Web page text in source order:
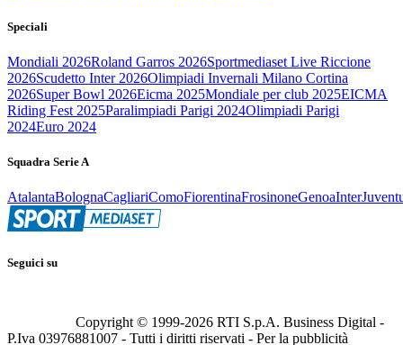
Speciali
Mondiali 2026Roland Garros 2026Sportmediaset Live Riccione
2026Scudetto Inter 2026Olimpiadi Invernali Milano Cortina
2026Super Bowl 2026Eicma 2025Mondiale per club 2025EICMA
Riding Fest 2025Paralimpiadi Parigi 2024Olimpiadi Parigi
2024Euro 2024
Squadra Serie A
AtalantaBolognaCagliariComoFiorentinaFrosinoneGenoaInter
Seguici su
Copyright © 1999-2026 RTI S.p.A. Business Digital -
P.Iva 03976881007 - Tutti i diritti riservati - Per la pubblicità